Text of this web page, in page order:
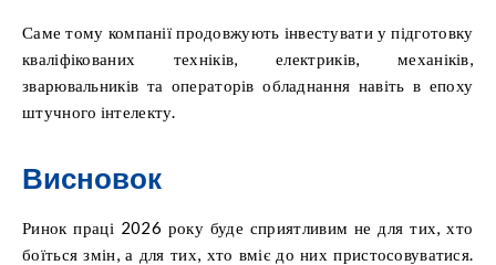
Саме тому компанії продовжують інвестувати у підготовку
кваліфікованих техніків, електриків, механіків,
зварювальників та операторів обладнання навіть в епоху
штучного інтелекту.
Висновок
Ринок праці 2026 року буде сприятливим не для тих, хто
боїться змін, а для тих, хто вміє до них пристосовуватися.